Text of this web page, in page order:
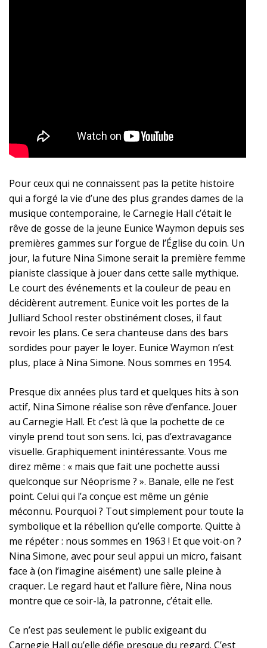
Pour ceux qui ne connaissent pas la petite histoire
qui a forgé la vie d’une des plus grandes dames de la
musique contemporaine, le Carnegie Hall c’était le
rêve de gosse de la jeune Eunice Waymon depuis ses
premières gammes sur l’orgue de l’Église du coin. Un
jour, la future Nina Simone serait la première femme
pianiste classique à jouer dans cette salle mythique.
Le court des événements et la couleur de peau en
décidèrent autrement. Eunice voit les portes de la
Julliard School rester obstinément closes, il faut
revoir les plans. Ce sera chanteuse dans des bars
sordides pour payer le loyer. Eunice Waymon n’est
plus, place à Nina Simone. Nous sommes en 1954.
Presque dix années plus tard et quelques hits à son
actif, Nina Simone réalise son rêve d’enfance. Jouer
au Carnegie Hall. Et c’est là que la pochette de ce
vinyle prend tout son sens. Ici, pas d’extravagance
visuelle. Graphiquement inintéressante. Vous me
direz même : « mais que fait une pochette aussi
quelconque sur Néoprisme ? ». Banale, elle ne l’est
point. Celui qui l’a conçue est même un génie
méconnu. Pourquoi ? Tout simplement pour toute la
symbolique et la rébellion qu’elle comporte. Quitte à
me répéter : nous sommes en 1963 ! Et que voit-on ?
Nina Simone, avec pour seul appui un micro, faisant
face à (on l’imagine aisément) une salle pleine à
craquer. Le regard haut et l’allure fière, Nina nous
montre que ce soir-là, la patronne, c’était elle.
Ce n’est pas seulement le public exigeant du
Carnegie Hall qu’elle défie presque du regard. C’est